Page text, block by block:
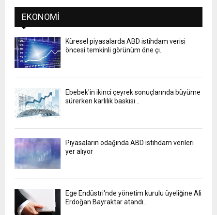
EKONOMI
Küresel piyasalarda ABD istihdam verisi
öncesi temkinli görünüm öne çı..
Ebebek'in ikinci çeyrek sonuçlarında büyüme
sürerken karlılık baskısı ..
Piyasaların odağında ABD istihdam verileri
yer alıyor
Ege Endüstri'nde yönetim kurulu üyeliğine Ali
Erdoğan Bayraktar atandı..